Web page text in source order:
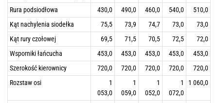
Rura podsiodłowa
430,0 490,0 460,0 540,0
510,0
Kąt nachylenia siodełka
75,5 73,9 74,7 73,0
73,0
Kąt rury czołowej
69,5 71,5 70,5 72,5
72,0
Wsporniki łańcucha
453,0 453,0 453,0 453,0
453,0
Szerokość kierownicy
720,0 720,0 720,0 720,0
720,0
Rozstaw osi
1
053,0
1
059,0
1
052,0
1
072,0
1 060,0